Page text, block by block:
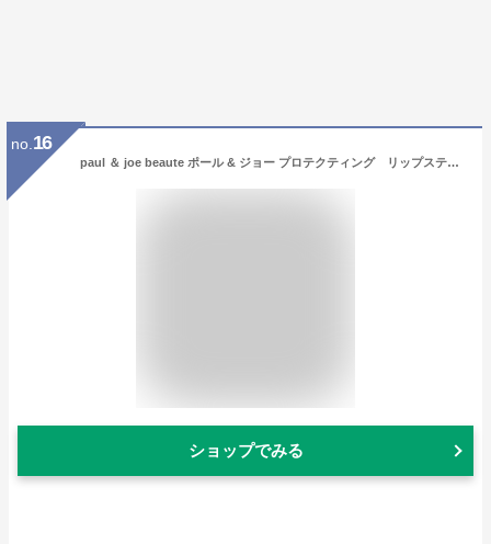
no. 16
paul ＆ joe beaute ポール & ジョー プロテクティング リップスティック 01＜レフィル＞2.6g／SPF25・PA++／リップケア・リップクリーム・ベース正規品 2025年1月5日 発売
ショップでみる